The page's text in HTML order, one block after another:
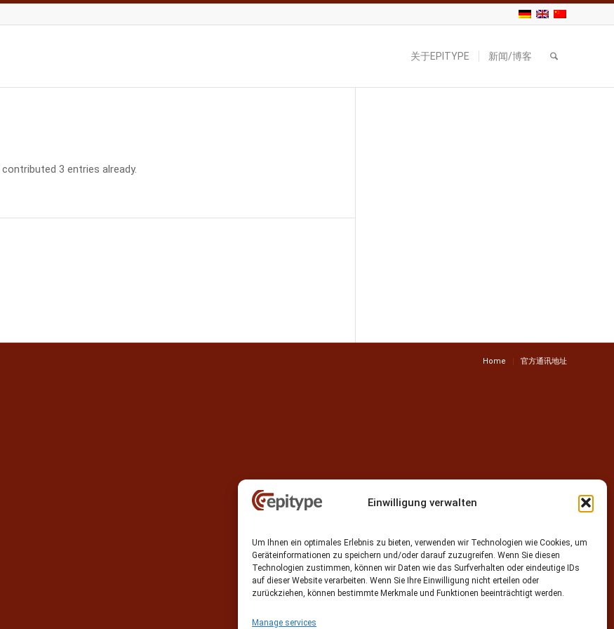
Einwilligung verwalten
Um Ihnen ein optimales Erlebnis zu bieten, verwenden wir Technologien wie Cookies, um
Geräteinformationen zu speichern und/oder darauf zuzugreifen. Wenn Sie diesen
Technologien zustimmen, können wir Daten wie das Surfverhalten oder eindeutige IDs
auf dieser Website verarbeiten. Wenn Sie Ihre Einwilligung nicht erteilen oder
zurückziehen, können bestimmte Merkmale und Funktionen beeinträchtigt werden.
Manage services
关于EPITYPE 新闻/博客
contributed 3 entries already.
Home 官方通讯地址